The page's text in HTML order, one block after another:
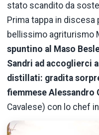
stato scandito da
Prima tappa in discesa
bellissimo agriturismo
spuntino al Maso
Sandri ad accoglierci
distillati: gradita
fiemmese Alessandro
Cavalese) con lo chef